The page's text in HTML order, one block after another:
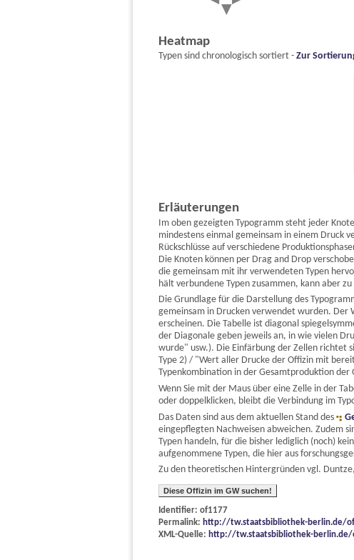
Heatmap
Typen sind chronologisch sortiert - Zur
Erläuterungen
Im oben gezeigten Typogramm steht jeder
mindestens einmal gemeinsam in einem Druck
Rückschlüsse auf verschiedene
Die Knoten können per Drag and Drop
die gemeinsam mit ihr verwendeten Typen
hält verbundene Typen zusammen, kann aber
Die Grundlage für die Darstellung des
gemeinsam in Drucken verwendet wurden. Der
erscheinen. Die Tabelle ist diagonal
der Diagonale geben jeweils an, in wie vielen
wurde" usw.). Die Einfärbung der Zellen richtet
Type 2) / "Wert aller Drucke der Offizin mit
Typenkombination in der Gesamtproduktion der
Wenn Sie mit der Maus über eine Zelle in der
oder doppelklicken, bleibt die Verbindung im
Das Daten sind aus dem aktuellen Stand des
eingepflegten Nachweisen abweichen. Zudem
Typen handeln, für die bisher lediglich (noch)
aufgenommene Typen, die hier aus
Zu den theoretischen Hintergründen vgl.
Diese Offizin im GW suchen!
Identifier: of1177
Permalink: http://tw.staatsbibliothek-berlin.de/
XML-Quelle: http://tw.staatsbibliothek-berlin.de/